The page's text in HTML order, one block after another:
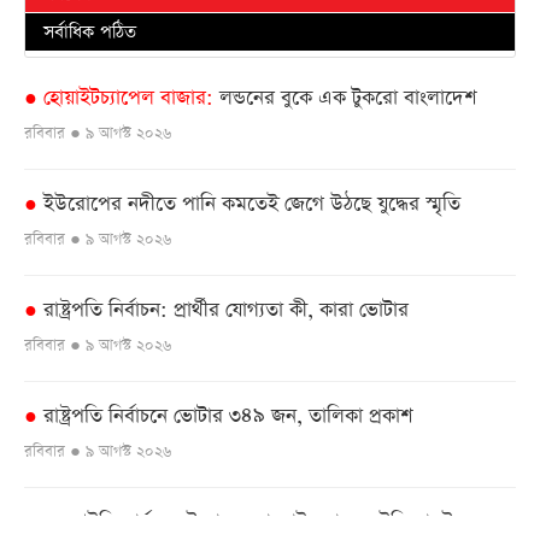
সর্বাধিক পঠিত
● হোয়াইটচ্যাপেল বাজার লন্ডনের বুকে এক টুকরো বাংলাদেশ
রবিবার ● ৯ আগস্ট ২০২৬
● ইউরোপের নদীতে পানি কমতেই জেগে উঠছে যুদ্ধের স্মৃতি
রবিবার ● ৯ আগস্ট ২০২৬
● রাষ্ট্রপতি নির্বাচন: প্রার্থীর যোগ্যতা কী, কারা ভোটার
রবিবার ● ৯ আগস্ট ২০২৬
● রাষ্ট্রপতি নির্বাচনে ভোটার ৩৪৯ জন, তালিকা প্রকাশ
রবিবার ● ৯ আগস্ট ২০২৬
এনআইডি কার্যক্রম উদ্বোধনে বাহরাইন যাচ্ছেন ইসি মাছউদ